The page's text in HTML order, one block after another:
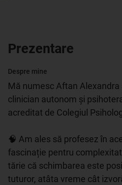
Prezentare
Despre mine
Mă numesc Aftan Alexandra
clinician autonom și
acreditat de Colegiul
🧠 Am ales să profesez în
fascinație pentru
tărie că schimbarea este
tuturor, atâta vreme cât